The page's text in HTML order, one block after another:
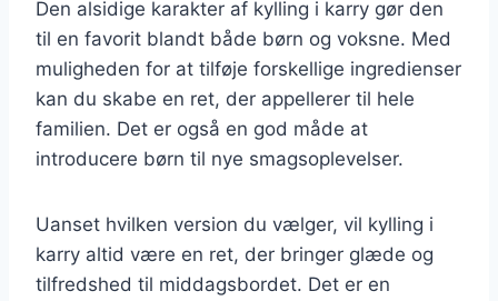
Den alsidige karakter af kylling i karry gør den
til en favorit blandt både børn og voksne. Med
muligheden for at tilføje forskellige ingredienser
kan du skabe en ret, der appellerer til hele
familien. Det er også en god måde at
introducere børn til nye smagsoplevelser.
Uanset hvilken version du vælger, vil kylling i
karry altid være en ret, der bringer glæde og
tilfredshed til middagsbordet. Det er en